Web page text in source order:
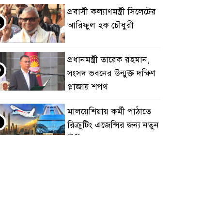
প্রবাসী কল্যাণমন্ত্রী সিলেটের
আরিফুল হক চৌধুরী
প্রধানমন্ত্রী তারেক রহমান,
সংসদ ভবনের উন্মুক্ত দক্ষিণ
প্লাজায় শপথ
মালয়েশিয়ায় কর্মী পাঠাতে
রিক্রুটিং এজেন্সির জন্য নতুন
নীতিমালা